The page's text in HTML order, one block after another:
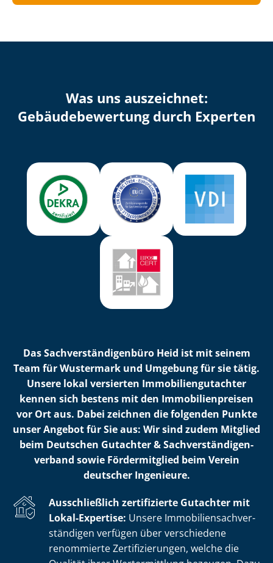
Was uns auszeichnet:
Ge­bäu­de­be­wer­tung durch Experten
Das Sach­ver­stän­di­gen­bü­ro Heid ist mit seinem
Team für Wustermark und Umgebung für sie tätig.
Unsere lokal versierten Im­mo­bi­li­en­gut­ach­ter
kennen sich bestens mit den Im­mo­bi­li­en­prei­sen
vor Ort aus. Dabei zeichnen die folgenden Punkte
unser Angebot für Sie aus: Wir sind zudem Mitglied
beim Deutschen Gutachter & Sach­ver­stän­di­gen­
ver­band sowie Fördermitglied beim Verein
deutscher Ingenieure.
Ausschließlich zertifizierte Gutachter mit
Lokal-Expertise: Unsere Im­mo­bi­li­en­sach­ver­
stän­di­gen verfügen über verschiedene
renommierte Zer­ti­fi­zie­run­gen, welche die